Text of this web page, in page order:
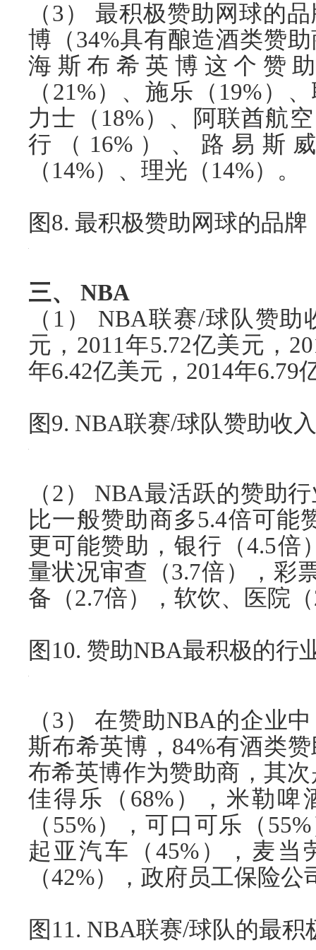
（3） 最积极赞助网球的
博（34%具有酿造酒类赞
海斯布希英博这个赞
（21%）、施乐（19%）
力士（18%）、阿联酋航
行（16%）、路易斯
（14%）、理光（14%）。
图8. 最积极赞助网球的品牌
三、 NBA
（1） NBA联赛/球队赞助
元，2011年5.72亿美元，
年6.42亿美元，2014年6.79
图9. NBA联赛/球队赞助收入
（2） NBA最活跃的赞助
比一般赞助商多5.4倍可能
更可能赞助，银行（4.5倍
量状况审查（3.7倍），彩
备（2.7倍），软饮、医院
图10. 赞助NBA最积极的行
（3） 在赞助NBA的企业
斯布希英博，84%有酒类
布希英博作为赞助商，其次
佳得乐（68%），米勒啤
（55%），可口可乐（
起亚汽车（45%），麦当
（42%），政府员工保险公
图11. NBA联赛/球队的最积